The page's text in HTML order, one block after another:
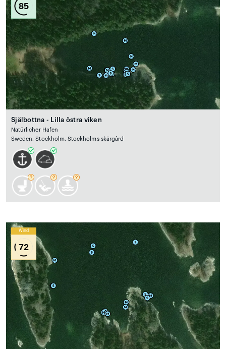
85
Själbottna - Lilla östra viken
Natürlicher Hafen
Sweden, Stockholm, Stockholms skärgård
Wind
72